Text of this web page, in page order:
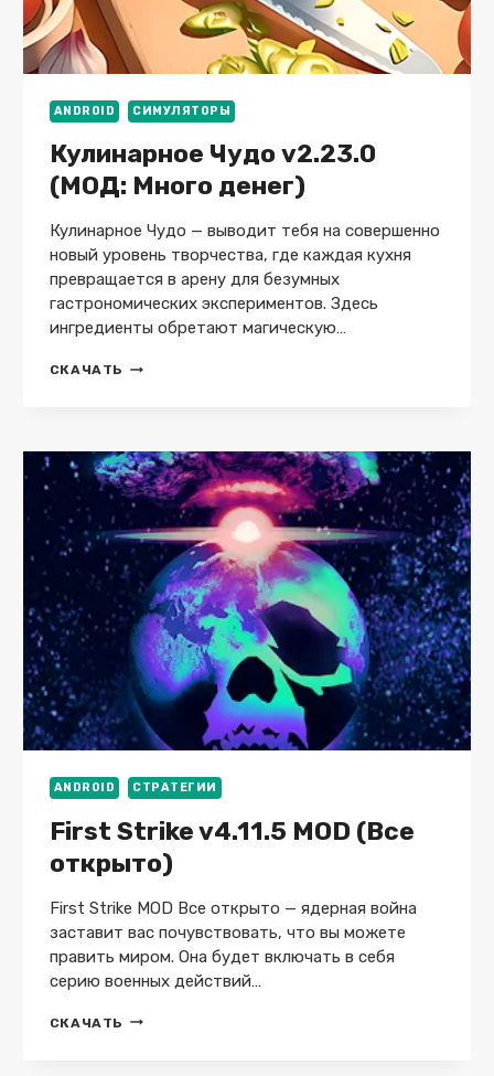
ANDROID СИМУЛЯТОРЫ
Кулинарное Чудо v2.23.0
(МОД: Много денег)
Кулинарное Чудо — выводит тебя на совершенно
новый уровень творчества, где каждая кухня
превращается в арену для безумных
гастрономических экспериментов. Здесь
ингредиенты обретают магическую…
СКАЧАТЬ КУЛИНАРНОЕ
ДЕНЕГ)
ANDROID СТРАТЕГИИ
First Strike v4.11.5 MOD (Все
открыто)
First Strike MOD Все открыто — ядерная война
заставит вас почувствовать, что вы можете
править миром. Она будет включать в себя
серию военных действий…
СКАЧАТЬ FIRST